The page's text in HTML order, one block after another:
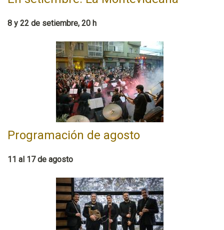
8 y 22 de setiembre, 20 h
Programación de agosto
11 al 17 de agosto